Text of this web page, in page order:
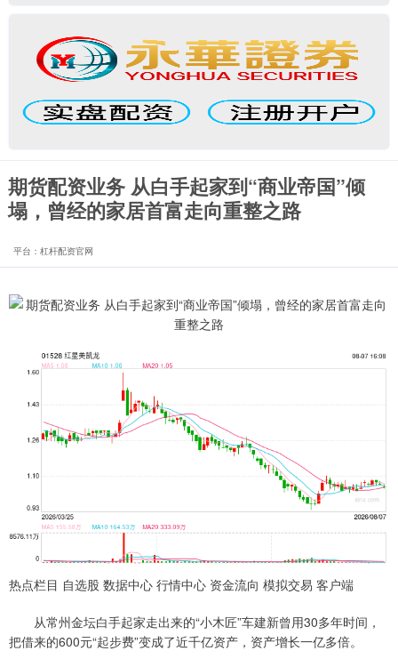
期货配资业务 从白手起家到“商业帝国”倾
塌，曾经的家居首富走向重整之路
平台：杠杆配资官网
热点栏目 自选股 数据中心 行情中心 资金流向 模拟交易 客户端
从常州金坛白手起家走出来的“小木匠”车建新曾用30多年时间，
把借来的600元“起步费”变成了近千亿资产，资产增长一亿多倍。